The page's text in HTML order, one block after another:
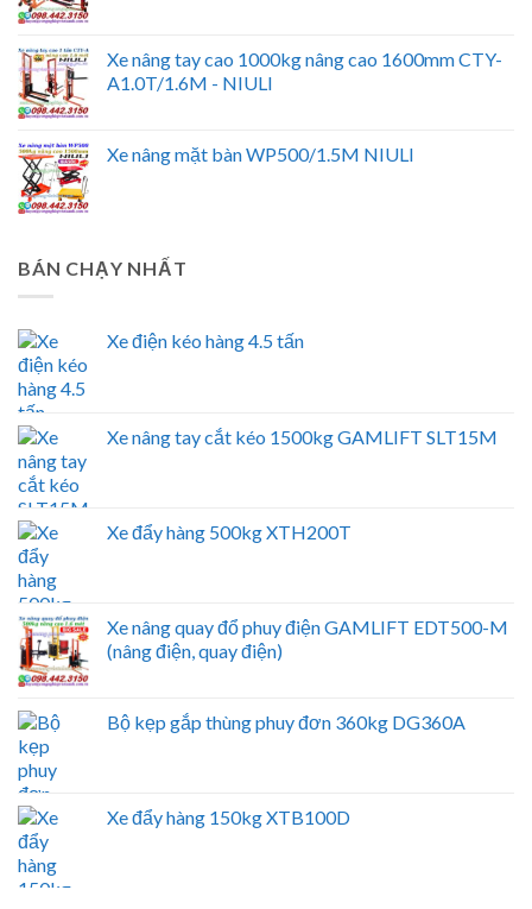
Xe nâng tay cao 1000kg nâng cao 1600mm CTY-
A1.0T/1.6M - NIULI
Xe nâng mặt bàn WP500/1.5M NIULI
BÁN CHẠY NHẤT
Xe điện kéo hàng 4.5 tấn
Xe nâng tay cắt kéo 1500kg GAMLIFT SLT15M
Xe đẩy hàng 500kg XTH200T
Xe nâng quay đổ phuy điện GAMLIFT EDT500-M
(nâng điện, quay điện)
Bộ kẹp gắp thùng phuy đơn 360kg DG360A
Xe đẩy hàng 150kg XTB100D